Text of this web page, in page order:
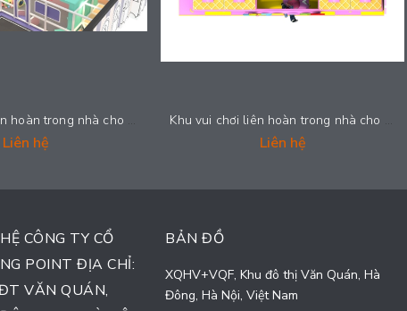
Khu vui chơi liên hoàn trong nhà cho trẻ em - CANDY_012
Liên hệ
Khu vui chơi liên hoàn trong nhà cho trẻ em - CANDY_011
Liên hệ
CÔNG TY CỔ
POINT ĐỊA CHỈ:
VĂN QUÁN,
BẢN ĐỒ
XQHV+VQF, Khu đô thị Văn Quán, Hà
Đông, Hà Nội, Việt Nam